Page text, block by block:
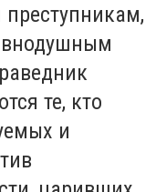
преступникам,
те, кто
и